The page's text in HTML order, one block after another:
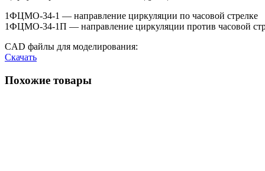
1ФЦМО-34-1 — направление циркуляции по часовой стрелке
1ФЦМО-34-1П — направление циркуляции против часовой
CAD файлы для моделирования:
Скачать
Похожие товары